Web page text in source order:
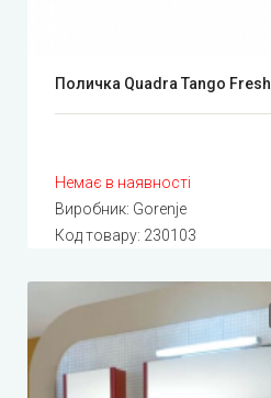
Поличка Quadra Tango Fresh
Немає в наявності
Виробник: Gorenje
Код товару: 230103